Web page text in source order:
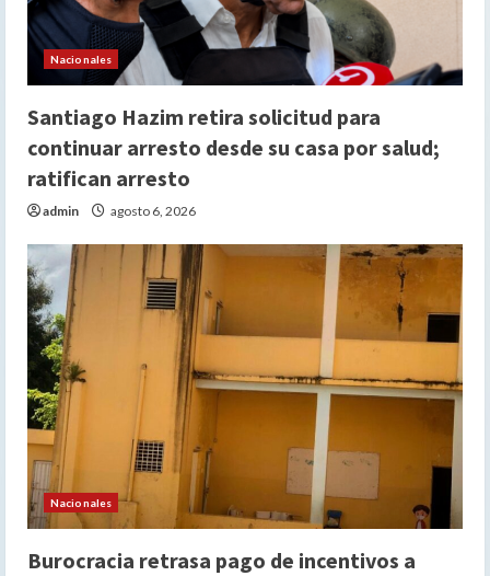
Nacionales
Santiago Hazim retira solicitud para
continuar arresto desde su casa por salud;
ratifican arresto
admin agosto 6, 2026
Nacionales
Burocracia retrasa pago de incentivos a